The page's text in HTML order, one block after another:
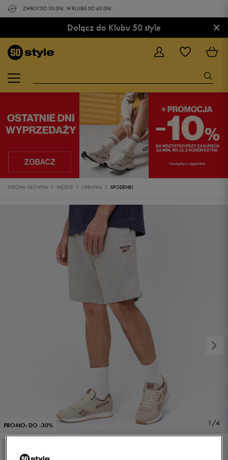
ZWROT DO 30 DNI. W KLUBIE DO 60 DNI.
Dołącz do Klubu 50 style ×
STRONA GŁÓWNA MĘSKIE UBRANIA SPODENKI
PROMO: DO -30% 1/4